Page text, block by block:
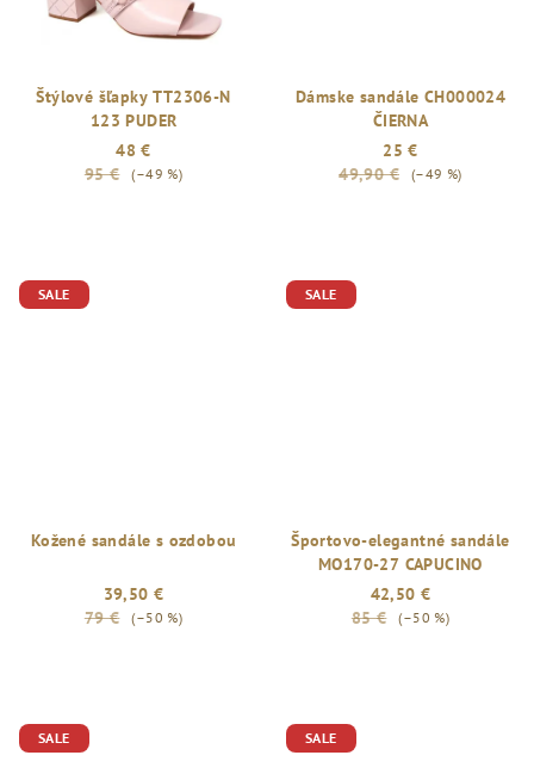
Štýlové šľapky TT2306-N
123 PUDER
48 €
95 €
(–49 %)
Dámske sandále CH000024
ČIERNA
25 €
49,90 €
(–49 %)
SALE
Kožené sandále s ozdobou
39,50 €
79 €
(–50 %)
SALE
Športovo-elegantné sandále
MO170-27 CAPUCINO
42,50 €
85 €
(–50 %)
SALE SALE